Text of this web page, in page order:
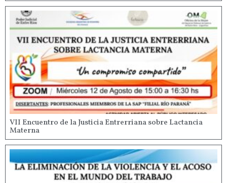
VII Encuentro de la Justicia Entrerriana sobre Lactancia
Materna